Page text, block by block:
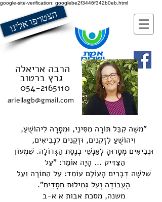
google-site-verification: googlebe2f3446f342b0eb.html
הצטרפו אלינו
הרבה אריאלה
גרץ ברטוב
054-2165110
ariellagb@gmail.com
"משֶׁה קִבֵּל תּוֹרָה מִסִּינַי, וּמְסָרָהּ לִיהוֹשֻׁעַ,
וִיהוֹשֻׁעַ לִזְקֵנִים, וּזְקֵנִים לִנְבִיאִים,
וּנְבִיאִים מְסָרוּהָ לְאַנְשֵׁי כְנֶסֶת הַגְּדוֹלָה. שִׁמְעוֹן
הַצַּדִּיק ... הָיָה אוֹמֵר: "עַל
שְׁלשָׁה דְבָרִים הָעוֹלָם עוֹמֵד: עַל הַתּוֹרָה וְעַל
הָעֲבוֹדָה וְעַל גְּמִילוּת חֲסָדִים".
משנה, מסכת אבות א א-ב